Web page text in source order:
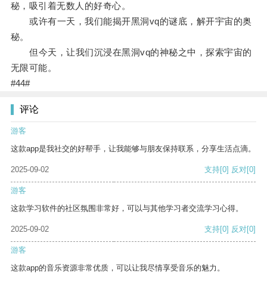
秘，吸引着无数人的好奇心。
或许有一天，我们能揭开黑洞vq的谜底，解开宇宙的奥
秘。
但今天，让我们沉浸在黑洞vq的神秘之中，探索宇宙的
无限可能。
#44#
评论
游客
这款app是我社交的好帮手，让我能够与朋友保持联系，分享生活点滴。
2025-09-02 支持[0] 反对[0]
游客
这款学习软件的社区氛围非常好，可以与其他学习者交流学习心得。
2025-09-02 支持[0] 反对[0]
游客
这款app的音乐资源非常优质，可以让我尽情享受音乐的魅力。